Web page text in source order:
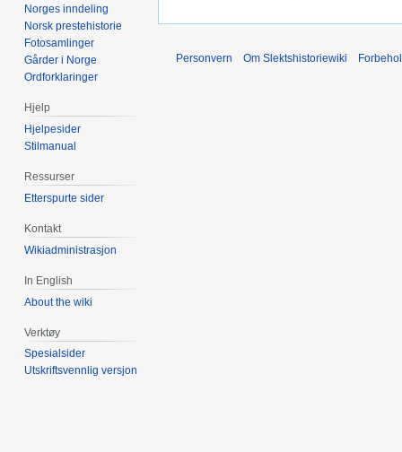
Norges inndeling
Norsk prestehistorie
Fotosamlinger
Gårder i Norge
Ordforklaringer
Hjelp
Hjelpesider
Stilmanual
Ressurser
Etterspurte sider
Kontakt
Wikiadministrasjon
In English
About the wiki
Verktøy
Spesialsider
Utskriftsvennlig versjon
Personvern Om Slektshistoriewiki